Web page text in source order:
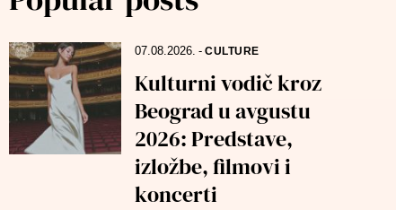
07.08.2026.-CULTURE
Kulturni vodič kroz
Beograd u avgustu
2026: Predstave,
izložbe, filmovi i
koncerti